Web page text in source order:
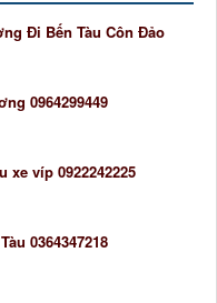
Đi Bến Tàu Côn Đảo
0964299449
víp 0922242225
0364347218